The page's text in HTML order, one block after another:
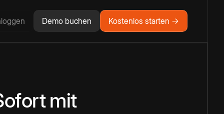
Demo buchen Kostenlos starten →
mit